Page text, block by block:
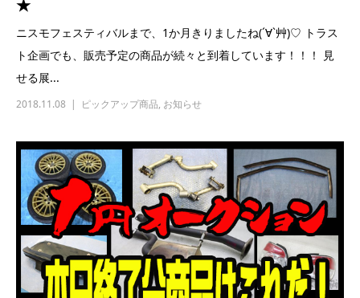
★
ニスモフェスティバルまで、1か月きりましたね(´∀`艸)♡ トラス
ト企画でも、販売予定の商品が続々と到着しています！！！ 見
せる展...
2018.11.08 ピックアップ商品, お知らせ